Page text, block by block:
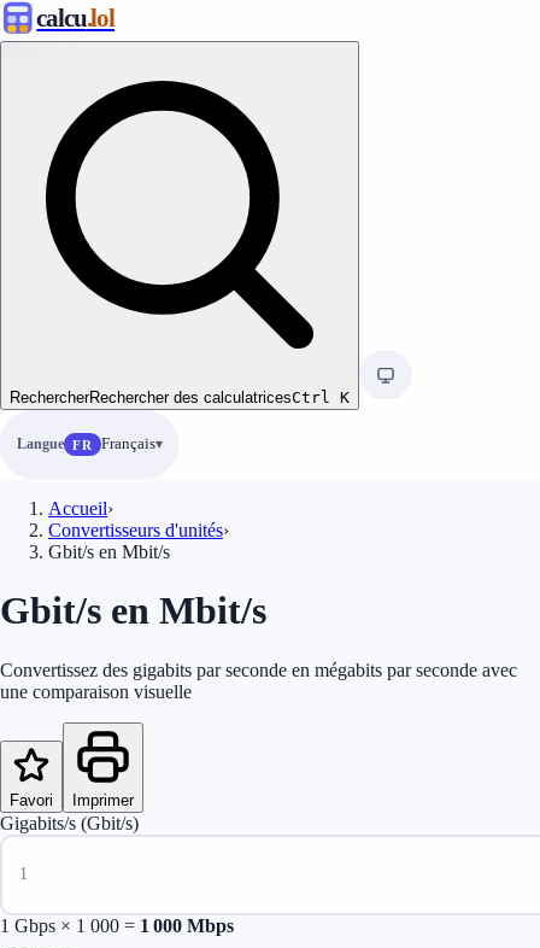
calcu.lol
RechercherRechercher des calculatricesCtrl K
Langue FR Français
Accueil›
Convertisseurs d'unités›
Gbit/s en Mbit/s
Gbit/s en Mbit/s
Convertissez des gigabits par seconde en mégabits par seconde avec
une comparaison visuelle
Favori Imprimer
Gigabits/s (Gbit/s)
1 Gbps × 1 000 = 1 000 Mbps